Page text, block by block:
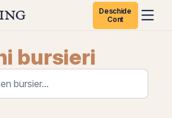
Deschide
Cont
bursieri